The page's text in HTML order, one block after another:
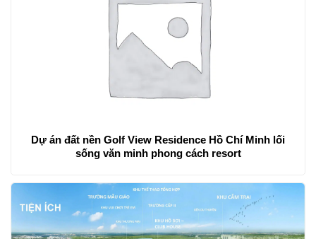
Dự án đất nền Golf View Residence Hồ Chí Minh lối
sống văn minh phong cách resort